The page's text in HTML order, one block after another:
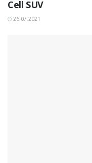
Cell SUV
26.07.2021